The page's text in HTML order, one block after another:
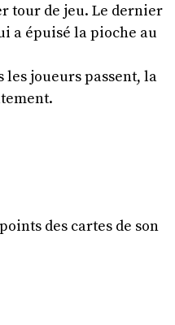
tour de jeu. Le dernier
a épuisé la pioche au
les joueurs passent, la
des cartes de son